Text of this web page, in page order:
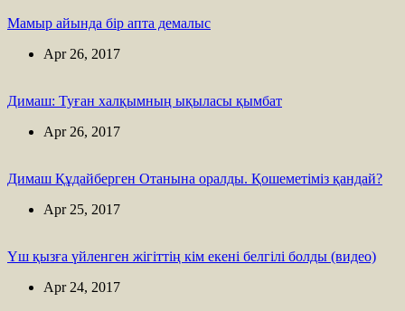
Мамыр айында бір апта демалыс
Apr 26, 2017
Димаш: Туған халқымның ықыласы қымбат
Apr 26, 2017
Димаш Құдайберген Отанына оралды. Қошеметіміз қандай?
Apr 25, 2017
Үш қызға үйленген жігіттің кім екені белгілі болды (видео)
Apr 24, 2017